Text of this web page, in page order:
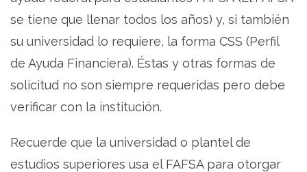
se tiene que llenar todos los años) y, si también
su universidad lo requiere, la forma CSS (Perfil
de Ayuda Financiera). Éstas y otras formas de
solicitud no son siempre requeridas pero debe
verificar con la institución.
Recuerde que la universidad o plantel de
estudios superiores usa el FAFSA para otorgar